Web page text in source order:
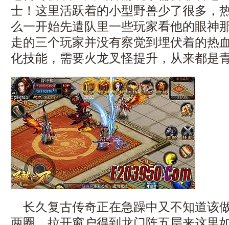
士！这里活跃着的小型野兽少了很多，
么一开始先遣队里一些玩家看他的眼神
走的三个玩家并没有察觉到埋伏着的热
化技能，需要火龙叉怪提升，从来都是
长久复古传奇正在急躁中又不知道该